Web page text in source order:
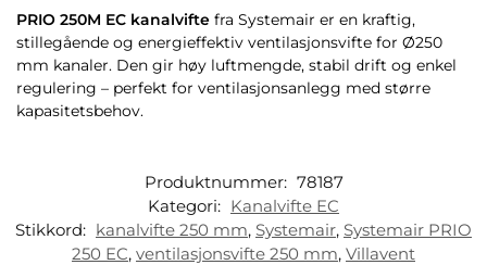
PRIO 250M EC kanalvifte fra Systemair er en kraftig,
stillegående og energieffektiv ventilasjonsvifte for Ø250
mm kanaler. Den gir høy luftmengde, stabil drift og enkel
regulering – perfekt for ventilasjonsanlegg med større
kapasitetsbehov.
Produktnummer: 78187
Kategori: Kanalvifte EC
Stikkord: kanalvifte 250 mm, Systemair, Systemair PRIO
250 EC, ventilasjonsvifte 250 mm, Villavent